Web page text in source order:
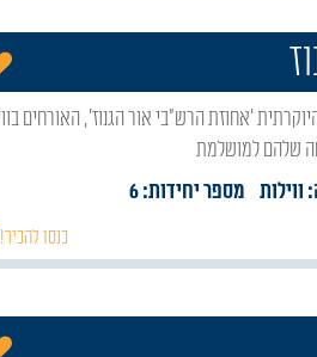
שלהם למושלמת
ווילות מספר יחידות: 6
כנסו להכיר!